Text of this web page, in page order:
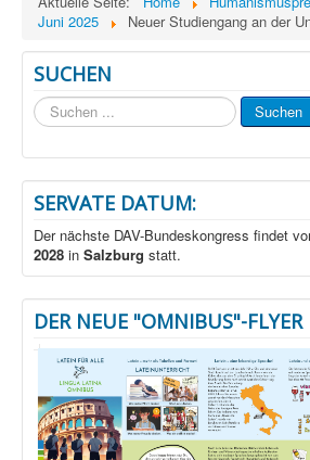
Juni 2025
Neuer Studiengang an der
SUCHEN
Suchen
...
Suchen
SERVATE DATUM:
Der nächste DAV-Bundeskongress findet
2028 in Salzburg statt.
DER NEUE "OMNIBUS"-FLYER